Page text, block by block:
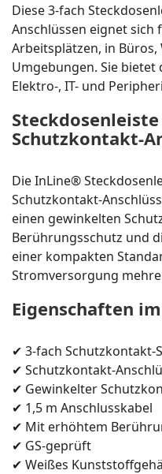
Diese 3-fach
Anschlüssen eignet
Arbeitsplätzen, in
Umgebungen. Sie
Elektro-, IT- und
Schutzkontakt-
Die InLine®
Schutzkontakt-
einen gewinkelten
Berührungsschutz und
einer kompakten
Stromversorgung
Eigenschaften
✔ 3-fach Schutzkontakt-
✔ Schutzkontakt-
✔ Gewinkelter
✔ 1,5 m Anschlusskabel
✔ Mit erhöhtem
✔ GS-geprüft
✔ Weißes